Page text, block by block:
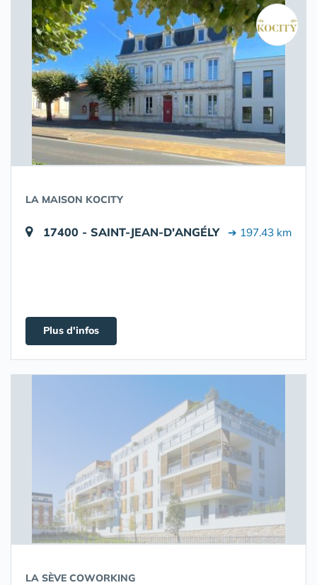
LA MAISON KOCITY
17400 - SAINT-JEAN-D'ANGÉLY ➔ 197.43 km
Plus d'infos
LA SÈVE COWORKING